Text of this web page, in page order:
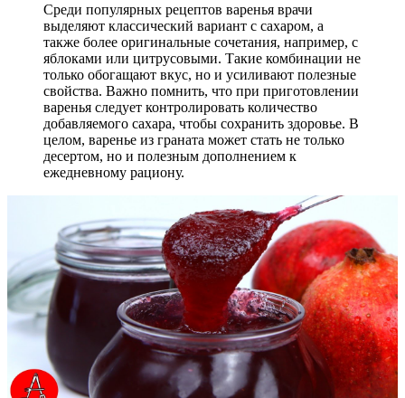
Среди популярных рецептов варенья врачи
выделяют классический вариант с сахаром, а
также более оригинальные сочетания, например, с
яблоками или цитрусовыми. Такие комбинации не
только обогащают вкус, но и усиливают полезные
свойства. Важно помнить, что при приготовлении
варенья следует контролировать количество
добавляемого сахара, чтобы сохранить здоровье. В
целом, варенье из граната может стать не только
десертом, но и полезным дополнением к
ежедневному рациону.